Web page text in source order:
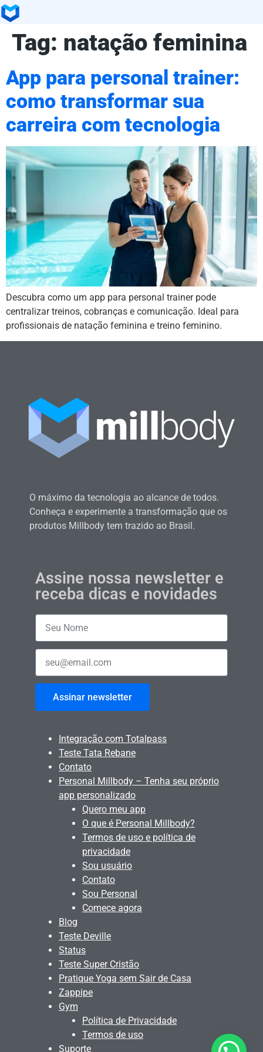
Tag: natação feminina
App para personal trainer:
como transformar sua
carreira com tecnologia
Descubra como um app para personal trainer pode
centralizar treinos, cobranças e comunicação. Ideal para
profissionais de natação feminina e treino feminino.
O máximo da tecnologia ao alcance de todos.
Conheça e experimente a transformação que os
produtos Millbody tem trazido ao Brasil.
Assine nossa newsletter e
receba dicas e novidades
Assinar newsletter
Integração com Totalpass
Teste Tata Rebane
Contato
Personal Millbody – Tenha seu próprio
app personalizado
Quero meu app
O que é Personal Millbody?
Termos de uso e política de
privacidade
Sou usuário
Contato
Sou Personal
Comece agora
Blog
Teste Deville
Status
Teste Super Cristão
Pratique Yoga sem Sair de Casa
Zappipe
Gym
Política de Privacidade
Termos de uso
Suporte